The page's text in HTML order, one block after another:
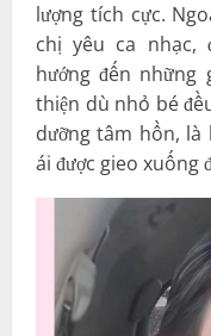
lượng tích cực.
chị yêu ca nhạc,
hướng đến những
thiện dù nhỏ bé
dưỡng tâm hồn,
ái được gieo xuống